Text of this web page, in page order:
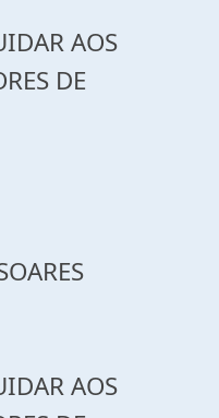
AOS
DE
AOS